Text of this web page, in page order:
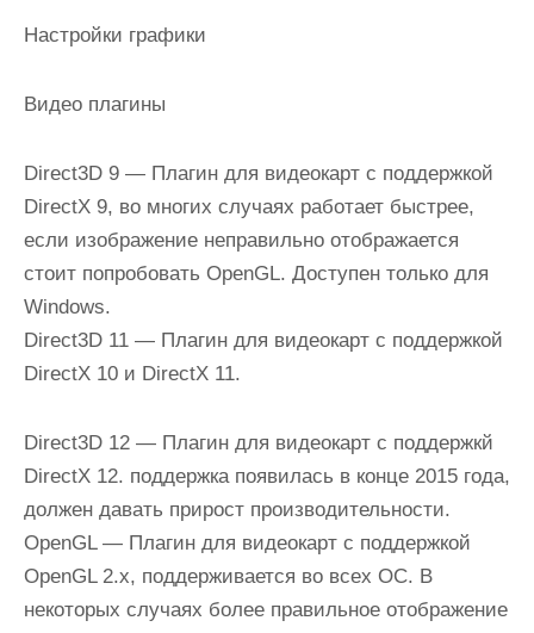
Настройки графики
Видео плагины
Direct3D 9 — Плагин для видеокарт с поддержкой
DirectX 9, во многих случаях работает быстрее,
если изображение неправильно отображается
стоит попробовать OpenGL. Доступен только для
Windows.
Direct3D 11 — Плагин для видеокарт с поддержкой
DirectX 10 и DirectX 11.
Direct3D 12 — Плагин для видеокарт с поддержкй
DirectX 12. поддержка появилась в конце 2015 года,
должен давать прирост производительности.
OpenGL— Плагин для видеокарт с поддержкой
OpenGL 2.x, поддерживается во всех ОС. В
некоторых случаях более правильное отображение